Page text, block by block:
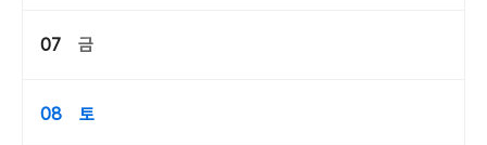
07 금
08 토